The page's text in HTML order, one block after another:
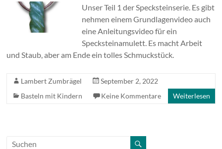
Unser Teil 1 der Specksteinserie. Es gibt
nehmen einem Grundlagenvideo auch
eine Anleitungsvideo für ein
Specksteinamulett. Es macht Arbeit
und Staub, aber am Ende ein tolles Schmuckstück.
Lambert Zumbrägel
September 2, 2022
Basteln mit Kindern
Keine Kommentare Weiterlesen